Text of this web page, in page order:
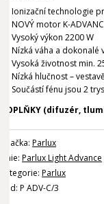
Ionizační technologie
NOVÝ motor K-
Vysoký výkon 2200 W
Nízká váha a dokonalé
Vysoká životnost min.
Nízká hlučnost –
Součástí fénu jsou 2
DOPLŇKY (difuzér,
Značka: Parlux
Linie: Parlux Light Advance
Kategorie: Parlux
Kód: P ADV-C/3